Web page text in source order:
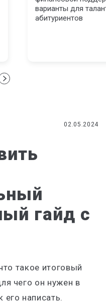
варианты для
абитуриентов
02.05.2024
гайд с
такое итоговый
чего он нужен в
написать.